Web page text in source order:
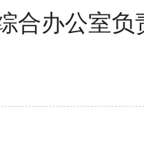
合办公室